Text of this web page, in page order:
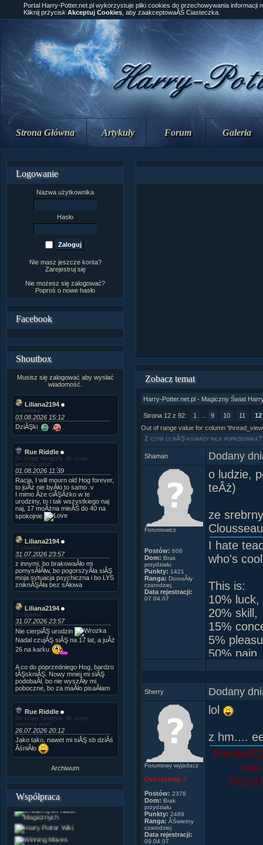
Strona Główna Artykuły Forum Galeria
Logowanie
Nazwa użytkownika
Hasło
Nie masz jeszcze konta?
Zarejestruj się
Nie możesz się zalogować?
Poproś o nowe hasło
Facebook
Shoutbox
Musisz się zalogować aby wysłać
wiadomość.
Liliana2194
O choinka!
03.08.2026 15:12
DziĂŞki
Rue Riddle
Do szopy hipogryfy, do szopy
wszyscy wraz!
01.08.2026 11:39
Racja, I will mourn old Hog forever,
to juÂż nie byÂło to samo :v
I mimo Âże ciĂŞÂżko w te
urodziny, to i tak wszystkiego naj
naj, 17 moÂżna mieĂŚ do 40 na
spokojnie
Liliana2194
O choinka!
31.07.2026 23:57
z innymi, bo brakowaÂło mi
pomysÂłĂłw, bo pogorszyÂła siĂŞ
moja sytuacja psychiczna i bo LYS
zniknĂŞÂła bez sÂłowa
Liliana2194
O choinka!
31.07.2026 23:57
Nie cierpiĂŞ urodzin
Nadal czujĂŞ siĂŞ na 17 lat, a juÂż
26 na karku
A co do poprzedniego Hog, bardzo
tĂŞskniĂŞ. Nowy mniej mi siĂŞ
podobaÂł, bo nie wyszÂły mi
poboczne, bo za maÂło pisaÂłam
Rue Riddle
Do szopy hipogryfy, do szopy
wszyscy wraz!
26.07.2026 20:12
Jako tako, nawet mi siĂŞ sb dziÂś
ÂśniÂło
Archiwum
Współpraca
Portal Harry-Potter.net.pl wykorzystuje pliki cookies do przechowywania informacji
Kliknij przycisk Akceptuj Cookies , aby zaakceptowaĂŚ Ciasteczka.
Zobacz temat
Harry-Potter.net.pl - Magiczny Świat
Strona 12 z 92: 1 9 10 11
12
Out of range value for column
Z czym ci siĂŞ kojarzy nick poprzednika?
Shaman Dodany
Forumowicz
Postów: 606
Dom: Brak
przydziału
Punkty: 1421
Ranga: DorosÂły
czarodziej
Data rejestracji:
07.04.07
o ludzie,
teÂż)
ze
I hate
who's
This is:
10% luck,
20% skill,
15%
5%
50% pain
Sherry Dodany
Forumowy wyjadacz
Ostrzeżenia: 2
Postów: 2378
Dom: Brak
przydziału
Punkty: 2489
Ranga: ÂŚwietny
czarodziej
Data rejestracji:
09.04.07
lol
z hm....